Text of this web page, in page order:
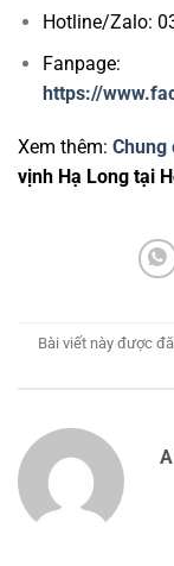
Hotline/Zalo:
Fanpage:
https://
Xem thêm: Chung
vịnh Hạ Long tại
Bài viết này được